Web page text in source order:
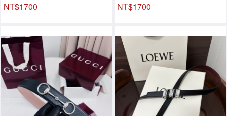
NT$1700 NT$1700